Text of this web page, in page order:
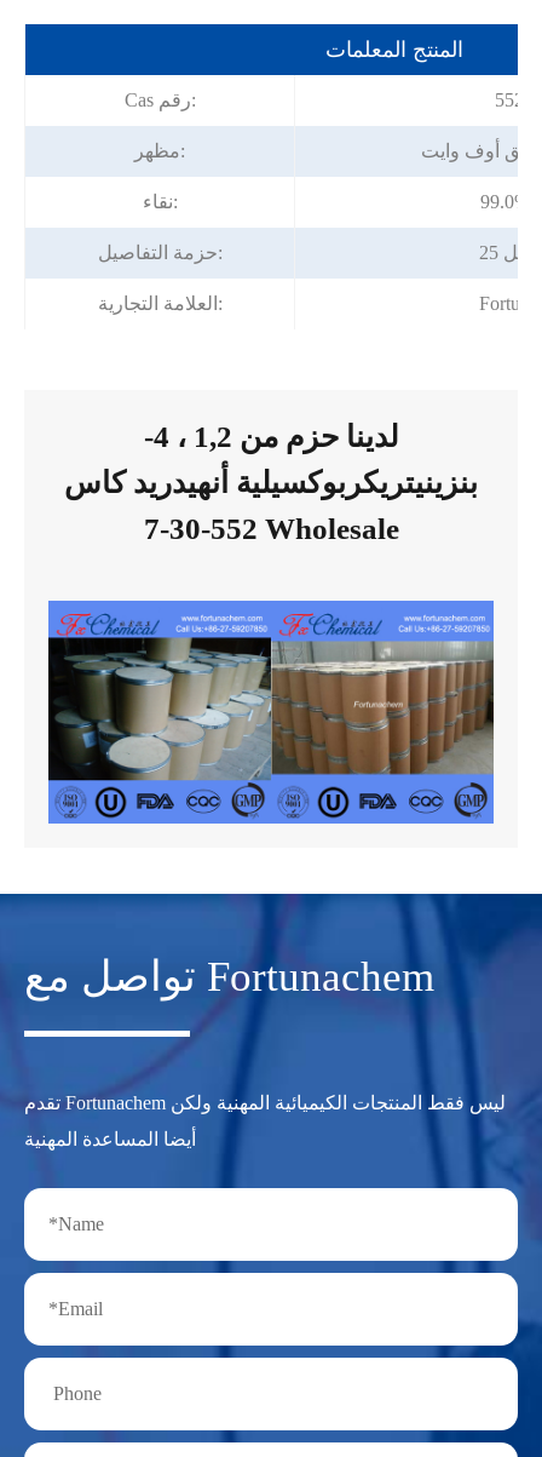
المنتج المعلمات
Cas رقم: 552-
مظهر: أوف وايت
نقاء:
حزمة التفاصيل: طبل
العلامة التجارية:
لدينا حزم من 1,2 ، 4-
بنزينيتريكربوكسيلية أنهيدريد كاس
552-30-7 Wholesale
تواصل مع Fortunachem
تقدم Fortunachem ليس فقط المنتجات الكيميائية المهنية ولكن
أيضا المساعدة المهنية